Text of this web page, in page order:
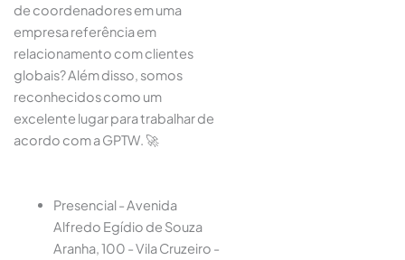
de coordenadores em uma
empresa referência em
relacionamento com clientes
globais? Além disso, somos
reconhecidos como um
excelente lugar para trabalhar de
acordo com a GPTW. 🚀
Presencial - Avenida
Alfredo Egídio de Souza
Aranha, 100 - Vila Cruzeiro -